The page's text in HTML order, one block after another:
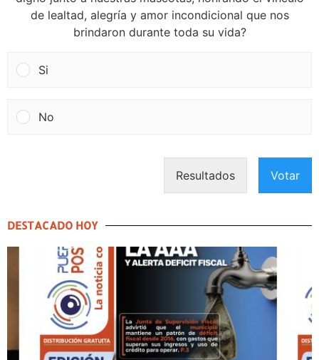
de lealtad, alegría y amor incondicional que nos
brindaron durante toda su vida?
Si
No
Resultados Votar
DESTACADO HOY